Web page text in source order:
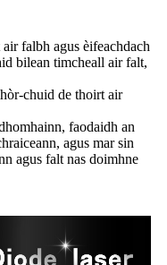
falbh agus èifeachdach
bilean timcheall air falt,
chuid de thoirt air
faodaidh an
agus mar sin
agus falt nas doimhne